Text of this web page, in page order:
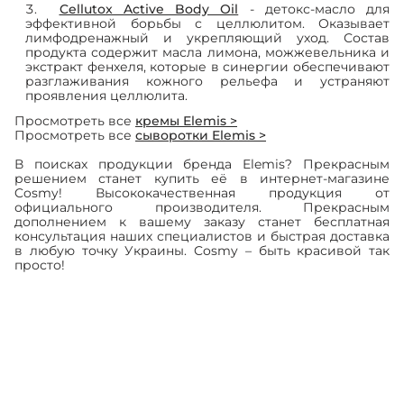
Cellutox Active Body Oil - детокс-масло для
эффективной борьбы с целлюлитом. Оказывает
лимфодренажный и укрепляющий уход. Состав
продукта содержит масла лимона, можжевельника и
экстракт фенхеля, которые в синергии обеспечивают
разглаживания кожного рельефа и устраняют
проявления целлюлита.
Просмотреть все кремы Elemis >
Просмотреть все сыворотки Elemis >
В поисках продукции бренда Elemis? Прекрасным
решением станет купить её в интернет-магазине
Cosmy! Высококачественная продукция от
официального производителя. Прекрасным
дополнением к вашему заказу станет бесплатная
консультация наших специалистов и быстрая доставка
в любую точку Украины. Cosmy – быть красивой так
просто!